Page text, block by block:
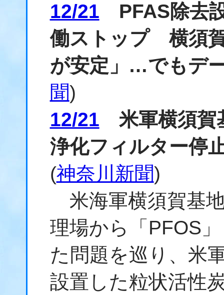
12/21 PFAS除去
働ストップ 横須
が安定」…でもデ
聞)
12/21 米軍横須賀
浄化フィルター停
(神奈川新聞)
米海軍横須賀基
理場から「PFOS
た問題を巡り、米
設置した粒状活性